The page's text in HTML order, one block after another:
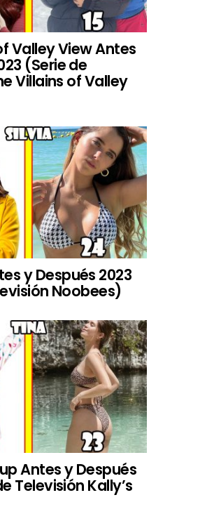
Valley View Antes
(Serie de
Villains of Valley
y Después 2023
Noobees)
Antes y Después
Televisión Kally’s